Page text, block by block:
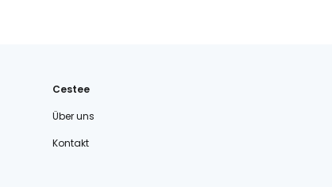
Cestee
Über uns
Kontakt